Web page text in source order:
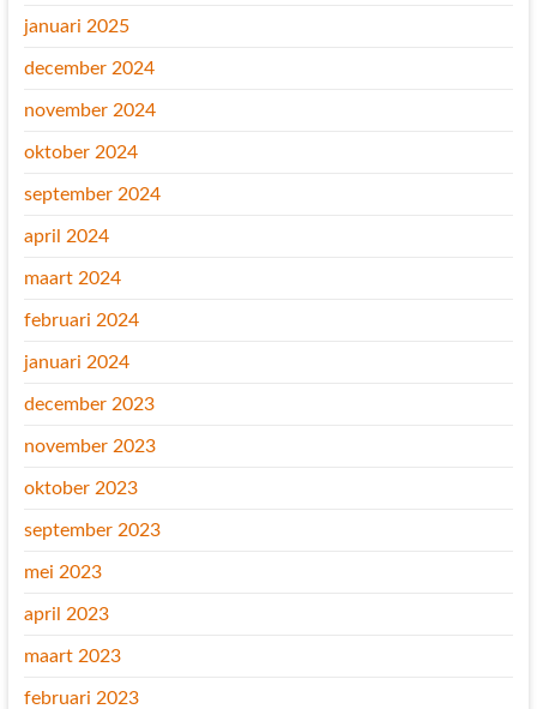
januari 2025
december 2024
november 2024
oktober 2024
september 2024
april 2024
maart 2024
februari 2024
januari 2024
december 2023
november 2023
oktober 2023
september 2023
mei 2023
april 2023
maart 2023
februari 2023